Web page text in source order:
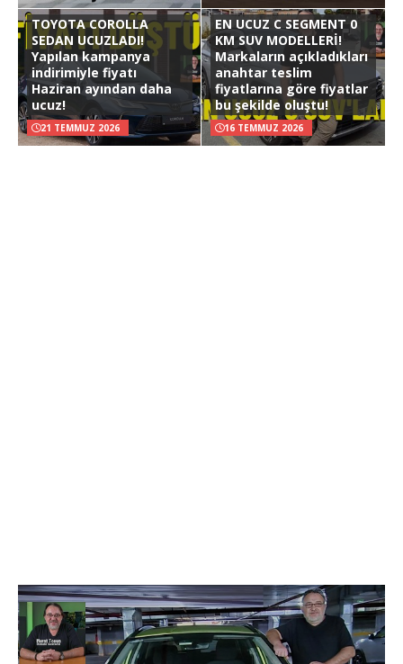
TOYOTA COROLLA
SEDAN UCUZLADI!
Yapılan kampanya
indirimiyle fiyatı
Haziran ayından daha
ucuz!
21 TEMMUZ 2026
EN UCUZ C SEGMENT 0
KM SUV MODELLERİ!
Markaların açıkladıkları
anahtar teslim
fiyatlarına göre fiyatlar
bu şekilde oluştu!
16 TEMMUZ 2026